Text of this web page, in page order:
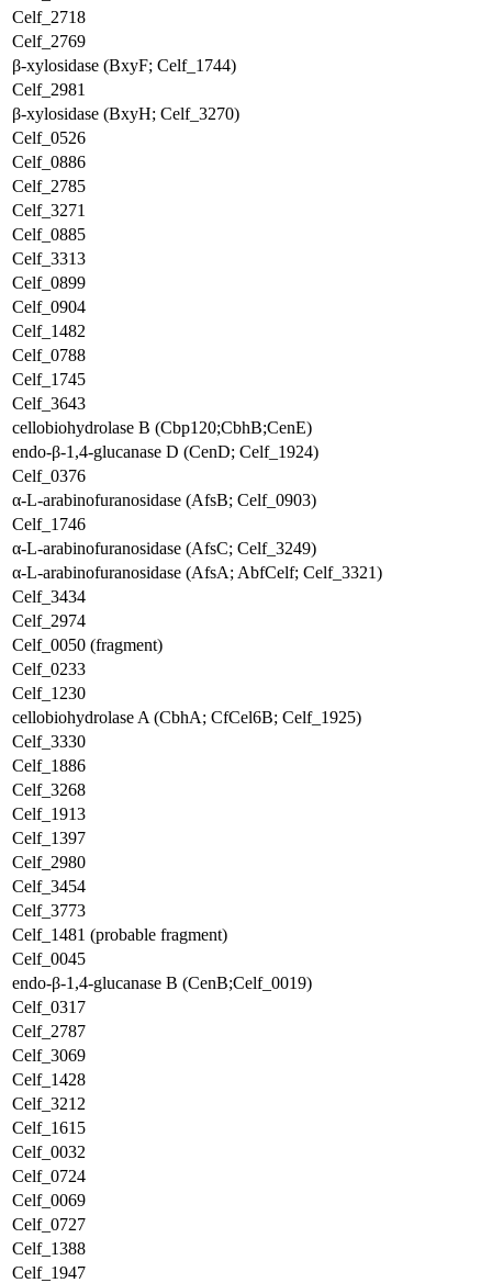
Celf_2718
Celf_2769
β-xylosidase (BxyF; Celf_1744)
Celf_2981
β-xylosidase (BxyH; Celf_3270)
Celf_0526
Celf_0886
Celf_2785
Celf_3271
Celf_0885
Celf_3313
Celf_0899
Celf_0904
Celf_1482
Celf_0788
Celf_1745
Celf_3643
cellobiohydrolase B (Cbp120;CbhB;CenE)
endo-β-1,4-glucanase D (CenD; Celf_1924)
Celf_0376
α-L-arabinofuranosidase (AfsB; Celf_0903)
Celf_1746
α-L-arabinofuranosidase (AfsC; Celf_3249)
α-L-arabinofuranosidase (AfsA; AbfCelf; Celf_3321)
Celf_3434
Celf_2974
Celf_0050 (fragment)
Celf_0233
Celf_1230
cellobiohydrolase A (CbhA; CfCel6B; Celf_1925)
Celf_3330
Celf_1886
Celf_3268
Celf_1913
Celf_1397
Celf_2980
Celf_3454
Celf_3773
Celf_1481 (probable fragment)
Celf_0045
endo-β-1,4-glucanase B (CenB;Celf_0019)
Celf_0317
Celf_2787
Celf_3069
Celf_1428
Celf_3212
Celf_1615
Celf_0032
Celf_0724
Celf_0069
Celf_0727
Celf_1388
Celf_1947